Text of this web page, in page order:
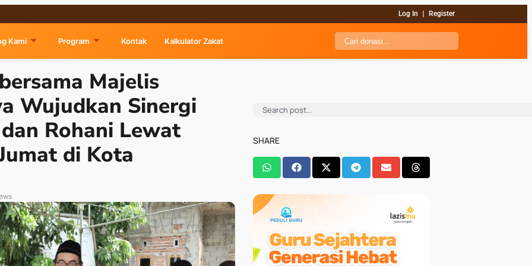
Log In Register
Kami Program Kontak Kalkulator Zakat
Majelis
Wujudkan Sinergi
Rohani Lewat
di Kota
SHARE